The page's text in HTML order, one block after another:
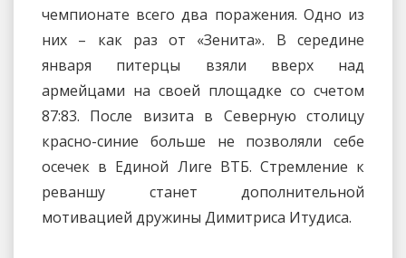
чемпионате всего два поражения. Одно из
них – как раз от «Зенита». В середине
января питерцы взяли вверх над
армейцами на своей площадке со счетом
87:83. После визита в Северную столицу
красно-синие больше не позволяли себе
осечек в Единой Лиге ВТБ. Стремление к
реваншу станет дополнительной
мотивацией дружины Димитриса Итудиса.